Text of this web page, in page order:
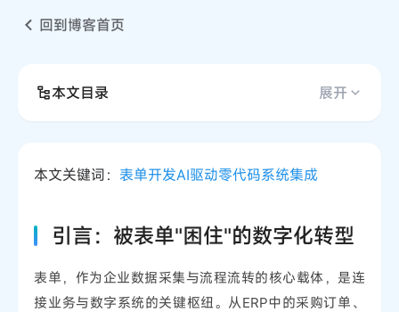
回到博客首页
本文目录 展开
本文关键词： 表单开发AI驱动零代码系统集成
引言：被表单"困住"的数字化转型
表单，作为企业数据采集与流程流转的核心载体，是连
接业务与数字系统的关键枢纽。从ERP中的采购订单、